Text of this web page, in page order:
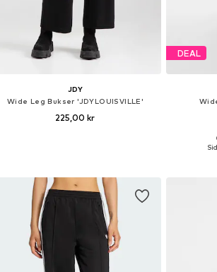
JDY
Wide Leg Bukser 'JDYLOUISVILLE'
225,00 kr
DEAL